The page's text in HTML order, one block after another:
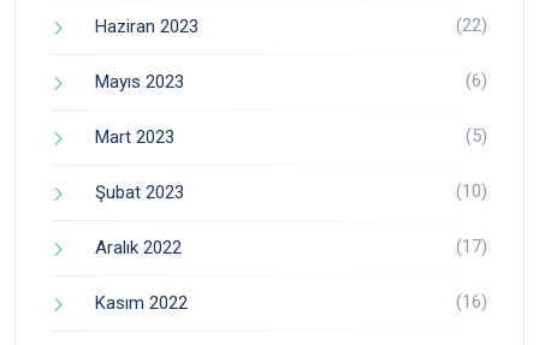
Haziran 2023 (22)
Mayıs 2023 (6)
Mart 2023 (5)
Şubat 2023 (10)
Aralık 2022 (17)
Kasım 2022 (16)